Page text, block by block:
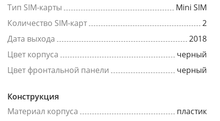
Тип SIM-карты
Mini SIM
Количество SIM-карт
2
Дата выхода
2018
Цвет корпуса
черный
Цвет фронтальной панели
черный
Конструкция
Материал корпуса
пластик